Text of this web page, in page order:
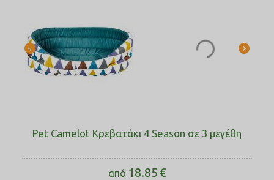
Pet Camelot Κρεβατάκι 4 Season σε 3 μεγέθη
από 18.85€